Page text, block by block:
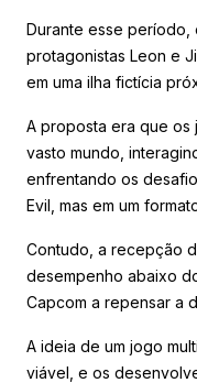
Durante esse
protagonistas Leon e
em uma ilha fictícia
A proposta era que os
vasto mundo,
enfrentando os
Evil, mas em um
Contudo, a recepção
desempenho abaixo
Capcom a repensar a
A ideia de um jogo
viável, e os